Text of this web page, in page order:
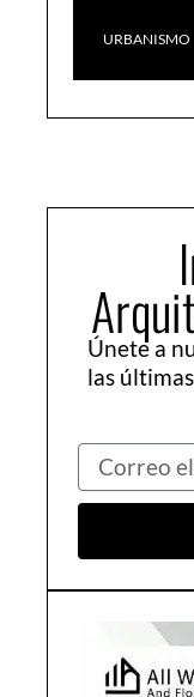
URBANISMO
Únete a
las
Correo
electrónico